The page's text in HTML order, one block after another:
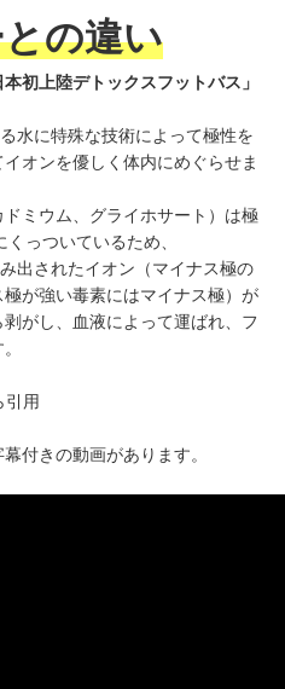
の違い
初上陸デトックスフットバス」
水に特殊な技術によって極性を
オンを優しく体内にめぐらせま
ミウム、グライホサート）は極
っついているため、
出されたイオン（マイナス極の
が強い毒素にはマイナス極）が
がし、血液によって運ばれ、フ
引用
付きの動画があります。